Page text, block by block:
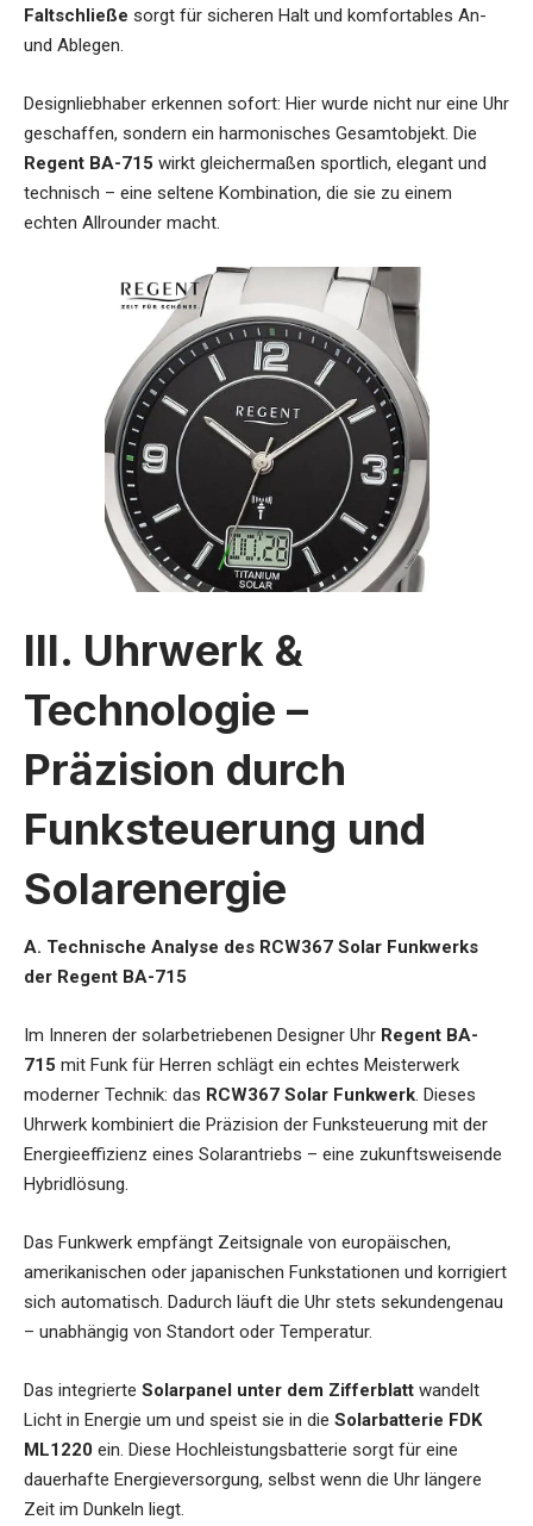
Faltschließe sorgt für sicheren Halt und komfortables An-
und Ablegen.
Designliebhaber erkennen sofort: Hier wurde nicht nur eine Uhr
geschaffen, sondern ein harmonisches Gesamtobjekt. Die
Regent BA-715 wirkt gleichermaßen sportlich, elegant und
technisch – eine seltene Kombination, die sie zu einem
echten Allrounder macht.
III. Uhrwerk &
Technologie –
Präzision durch
Funksteuerung und
Solarenergie
A. Technische Analyse des RCW367 Solar Funkwerks
der Regent BA-715
Im Inneren der solarbetriebenen Designer Uhr Regent BA-
715 mit Funk für Herren schlägt ein echtes Meisterwerk
moderner Technik: das RCW367 Solar Funkwerk . Dieses
Uhrwerk kombiniert die Präzision der Funksteuerung mit der
Energieeffizienz eines Solarantriebs – eine zukunftsweisende
Hybridlösung.
Das Funkwerk empfängt Zeitsignale von europäischen,
amerikanischen oder japanischen Funkstationen und korrigiert
sich automatisch. Dadurch läuft die Uhr stets sekundengenau
– unabhängig von Standort oder Temperatur.
Das integrierte Solarpanel unter dem Zifferblatt wandelt
Licht in Energie um und speist sie in die Solarbatterie FDK
ML1220 ein. Diese Hochleistungsbatterie sorgt für eine
dauerhafte Energieversorgung, selbst wenn die Uhr längere
Zeit im Dunkeln liegt.